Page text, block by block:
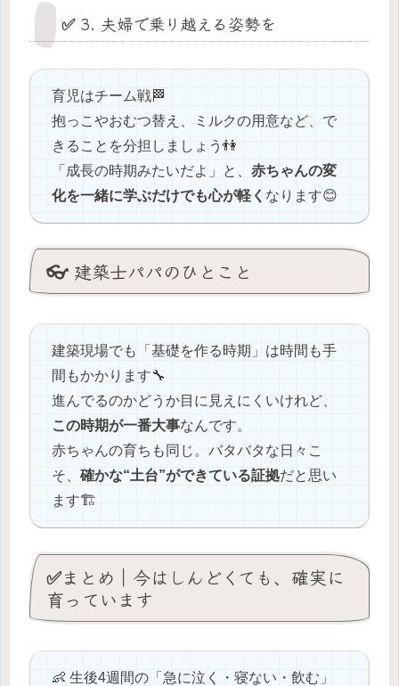
✅ 3. 夫婦で乗り越える姿勢を
育児はチーム戦🏁
抱っこやおむつ替え、ミルクの用意など、で
きることを分担しましょう👫
「成長の時期みたいだよ」と、 赤ちゃんの変
化を一緒に学ぶだけでも心が軽く なります😊
👓 建築士パパのひとこと
建築現場でも「基礎を作る時期」は時間も手
間もかかります🔧
進んでるのかどうか目に見えにくいけれど、
この時期が一番大事なんです。
赤ちゃんの育ちも同じ。バタバタな日々こ
そ、 確かな“土台”ができている証拠だと思い
ます🏗️
✅まとめ｜今はしんどくても、確実に
育っています
👶 生後4週間の「急に泣く・寝ない・飲む」